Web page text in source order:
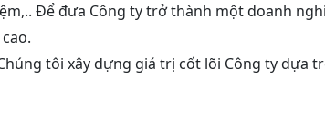
Để đưa Công ty trở thành một doanh
tôi xây dựng giá trị cốt lõi Công ty dựa